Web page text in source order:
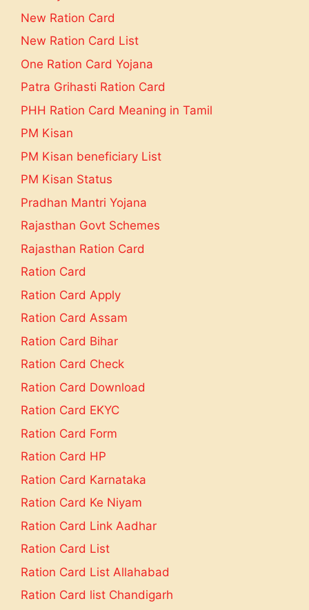
New Ration Card
New Ration Card List
One Ration Card Yojana
Patra Grihasti Ration Card
PHH Ration Card Meaning in Tamil
PM Kisan
PM Kisan beneficiary List
PM Kisan Status
Pradhan Mantri Yojana
Rajasthan Govt Schemes
Rajasthan Ration Card
Ration Card
Ration Card Apply
Ration Card Assam
Ration Card Bihar
Ration Card Check
Ration Card Download
Ration Card EKYC
Ration Card Form
Ration Card HP
Ration Card Karnataka
Ration Card Ke Niyam
Ration Card Link Aadhar
Ration Card List
Ration Card List Allahabad
Ration Card list Chandigarh